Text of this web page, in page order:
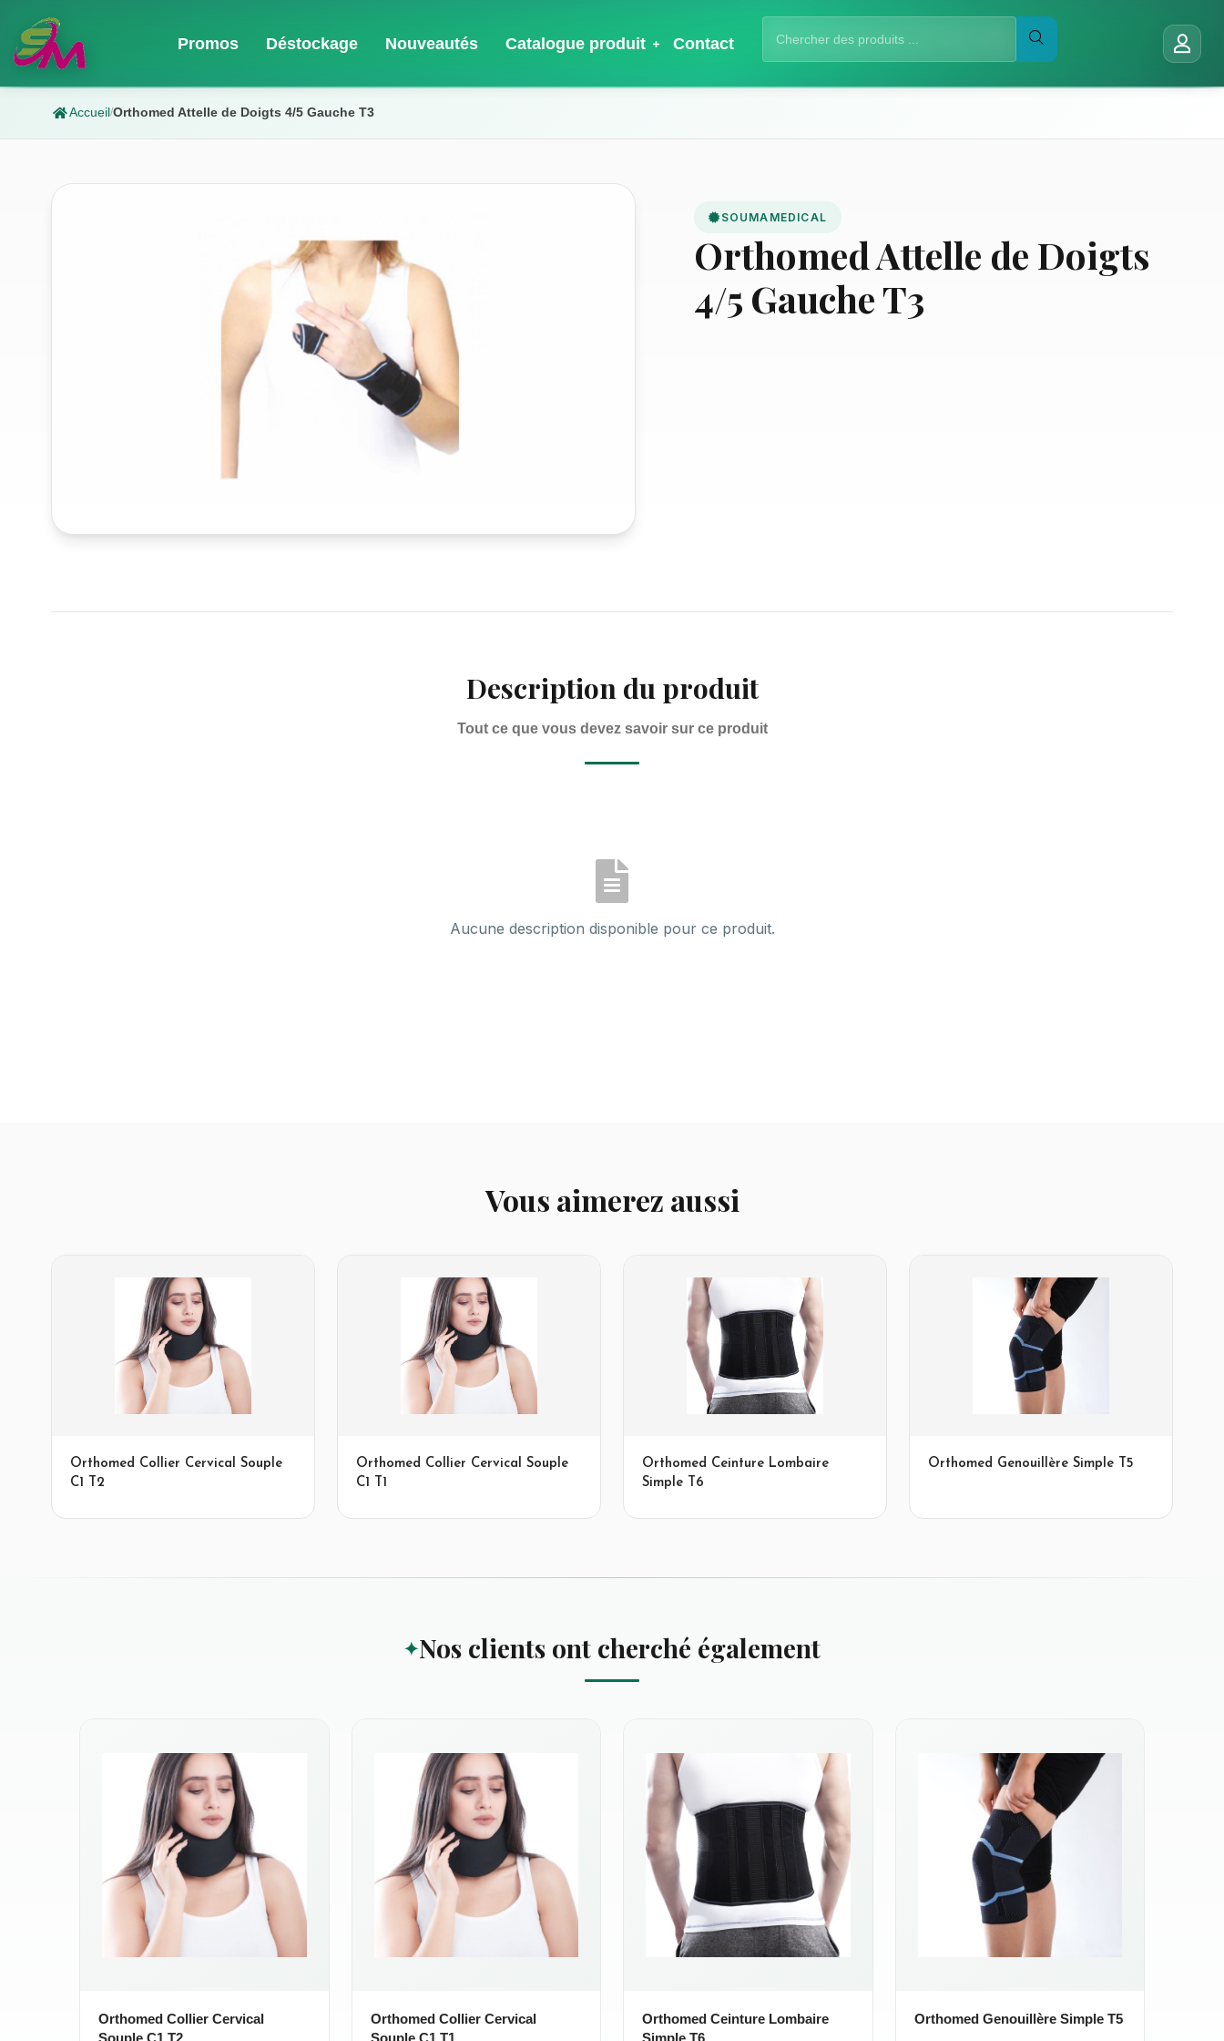
Promos Déstockage Nouveautés Catalogue produit Contact
Accueil/Orthomed Attelle de Doigts 4/5 Gauche T3
SOUMAMEDICAL
Orthomed Attelle de Doigts
4/5 Gauche T3
Description du produit
Tout ce que vous devez savoir sur ce produit
Aucune description disponible pour ce produit.
Vous aimerez aussi
Orthomed Collier Cervical Souple
C1 T2
Orthomed Collier Cervical Souple
C1 T1
Orthomed Ceinture Lombaire
Simple T6
Orthomed Genouillère Simple T5
Nos clients ont cherché également
Orthomed Collier Cervical
Souple C1 T2
Orthomed Collier Cervical
Souple C1 T1
Orthomed Ceinture Lombaire
Simple T6
Orthomed Genouillère Simple T5